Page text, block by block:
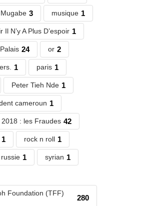
Mugabe 3 musique 1
Il N’y A Plus D’espoir 1
24 or 2
1 paris 1
Peter Tieh Nde 1
cameroun 1
: les Fraudes 42
1 rock n roll 1
russie 1 syrian 1
Foundation (TFF)
280